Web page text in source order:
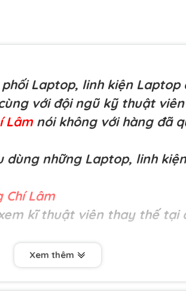
Laptop, linh kiện Laptop
với đội ngũ kỹ thuật
Lâm nói không với hàng đã
dùng những Laptop, linh
Chí Lâm
kĩ thuật viên thay thế tại
cao- Pin Dell Latitude 10E
Xem thêm